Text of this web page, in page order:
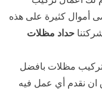
أموال كثيرة على هذه
حداد مظلات
تركيب مظلات بافضل
ان نقدم أي عمل فيه